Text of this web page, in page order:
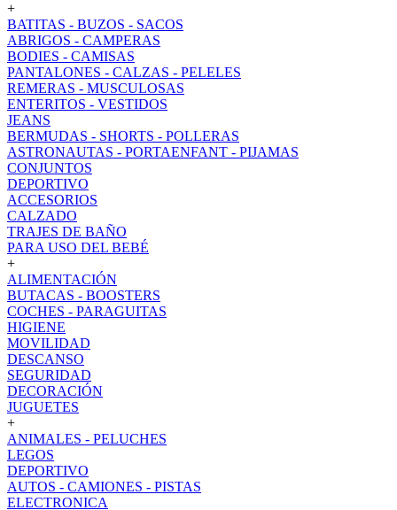
+
BATITAS - BUZOS - SACOS
ABRIGOS - CAMPERAS
BODIES - CAMISAS
PANTALONES - CALZAS - PELELES
REMERAS - MUSCULOSAS
ENTERITOS - VESTIDOS
JEANS
BERMUDAS - SHORTS - POLLERAS
ASTRONAUTAS - PORTAENFANT - PIJAMAS
CONJUNTOS
DEPORTIVO
ACCESORIOS
CALZADO
TRAJES DE BAÑO
PARA USO DEL BEBÉ
+
ALIMENTACIÓN
BUTACAS - BOOSTERS
COCHES - PARAGUITAS
HIGIENE
MOVILIDAD
DESCANSO
SEGURIDAD
DECORACIÓN
JUGUETES
+
ANIMALES - PELUCHES
LEGOS
DEPORTIVO
AUTOS - CAMIONES - PISTAS
ELECTRONICA